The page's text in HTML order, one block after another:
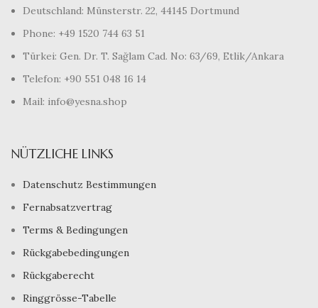
Deutschland: Münsterstr. 22, 44145 Dortmund
Phone: +49 1520 744 63 51
Türkei: Gen. Dr. T. Sağlam Cad. No: 63/69, Etlik/Ankara
Telefon: +90 551 048 16 14
Mail: info@yesna.shop
NÜTZLICHE LINKS
Datenschutz Bestimmungen
Fernabsatzvertrag
Terms & Bedingungen
Rückgabebedingungen
Rückgaberecht
Ringgrösse-Tabelle